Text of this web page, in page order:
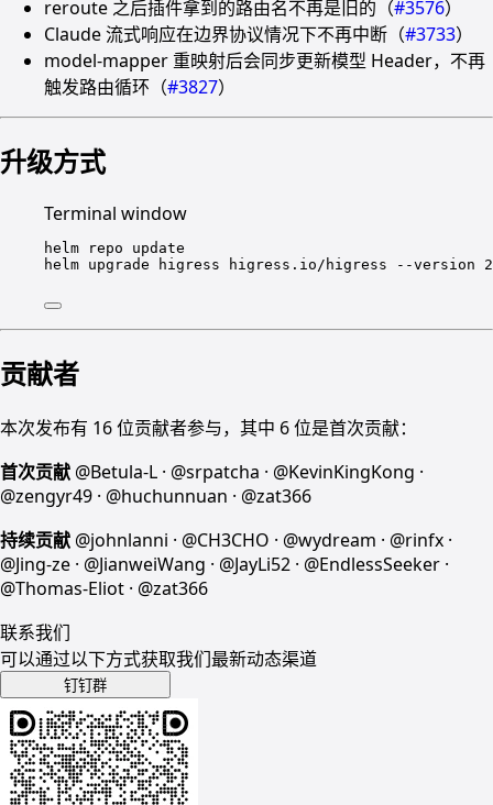
reroute 之后插件拿到的路由名不再是旧的（#3576）
Claude 流式响应在边界协议情况下不再中断（#3733）
model-mapper 重映射后会同步更新模型 Header，不再
触发路由循环（#3827）
升级方式
Terminal window
helm repo
update
helm upgrade higress higress.io/higress --version
贡献者
本次发布有 16 位贡献者参与，其中 6 位是首次贡献：
首次贡献 @Betula-L · @srpatcha · @KevinKingKong ·
@zengyr49 · @huchunnuan · @zat366
持续贡献 @johnlanni · @CH3CHO · @wydream · @rinfx ·
@Jing-ze · @JianweiWang · @JayLi52 · @EndlessSeeker ·
@Thomas-Eliot · @zat366
联系我们
可以通过以下方式获取我们最新动态渠道
钉钉群